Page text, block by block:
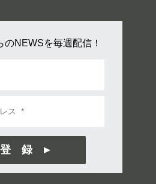
のNEWSを毎週配信！
登 録